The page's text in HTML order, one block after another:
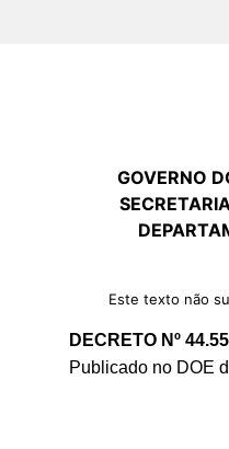
GOVERNO
Este texto não
DECRETO Nº
Publicado no DOE